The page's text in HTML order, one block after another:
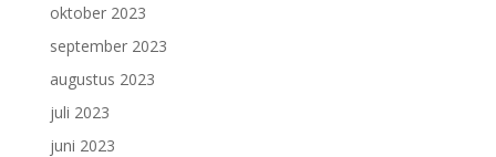
oktober 2023
september 2023
augustus 2023
juli 2023
juni 2023